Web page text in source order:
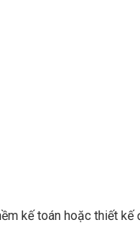
kế toán hoặc thiết kế